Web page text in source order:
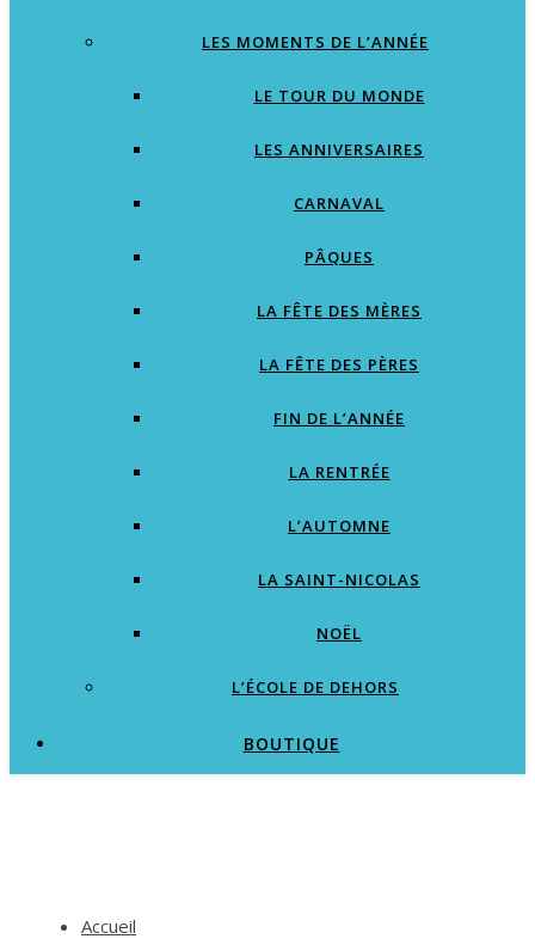
LES MOMENTS DE L’ANNÉE
LE TOUR DU MONDE
LES ANNIVERSAIRES
CARNAVAL
PÂQUES
LA FÊTE DES MÈRES
LA FÊTE DES PÈRES
FIN DE L’ANNÉE
LA RENTRÉE
L’AUTOMNE
LA SAINT-NICOLAS
NOËL
L’ÉCOLE DE DEHORS
BOUTIQUE
Accueil